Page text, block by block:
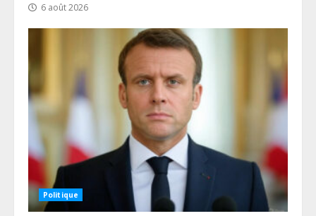
6 août 2026
Politique